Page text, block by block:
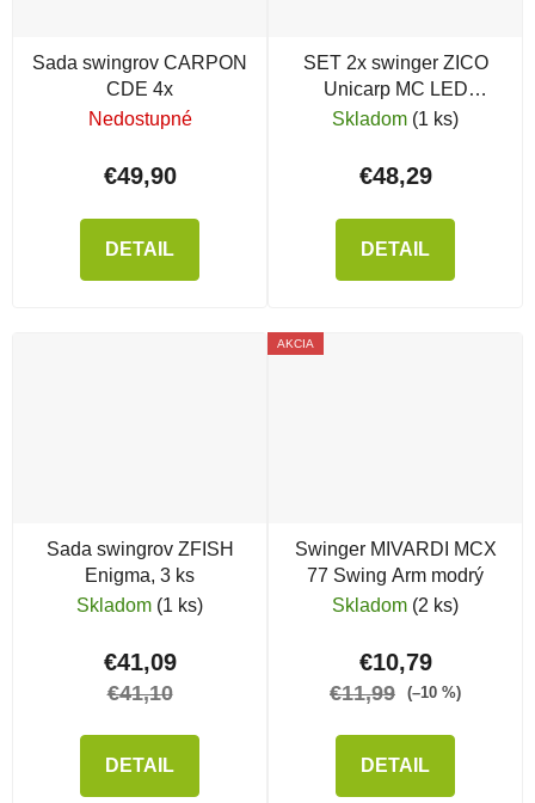
Sada swingrov CARPON
CDE 4x
Nedostupné
€49,90
DETAIL
SET 2x swinger ZICO
Unicarp MC LED
magnetickým klipom
Skladom (1 ks)
€48,29
DETAIL
Sada swingrov ZFISH
Enigma, 3 ks
Skladom (1 ks)
€41,09
€41,10
DETAIL
AKCIA
Swinger MIVARDI MCX
77 Swing Arm modrý
Skladom (2 ks)
€10,79
€11,99 (–10 %)
DETAIL